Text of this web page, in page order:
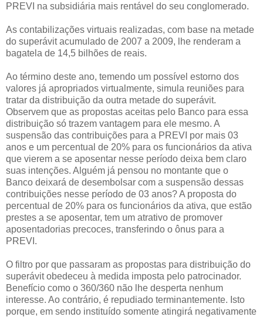
PREVI na subsidiária mais rentável do seu conglomerado.
As contabilizações virtuais realizadas, com base na metade
do superávit acumulado de 2007 a 2009, lhe renderam a
bagatela de 14,5 bilhões de reais.
Ao término deste ano, temendo um possível estorno dos
valores já apropriados virtualmente, simula reuniões para
tratar da distribuição da outra metade do superávit.
Observem que as propostas aceitas pelo Banco para essa
distribuição só trazem vantagem para ele mesmo. A
suspensão das contribuições para a PREVI por mais 03
anos e um percentual de 20% para os funcionários da ativa
que vierem a se aposentar nesse período deixa bem claro
suas intenções. Alguém já pensou no montante que o
Banco deixará de desembolsar com a suspensão dessas
contribuições nesse período de 03 anos? A proposta do
percentual de 20% para os funcionários da ativa, que estão
prestes a se aposentar, tem um atrativo de promover
aposentadorias precoces, transferindo o ônus para a
PREVI.
O filtro por que passaram as propostas para distribuição do
superávit obedeceu à medida imposta pelo patrocinador.
Benefício como o 360/360 não lhe desperta nenhum
interesse. Ao contrário, é repudiado terminantemente. Isto
porque, em sendo instituído somente atingirá negativamente